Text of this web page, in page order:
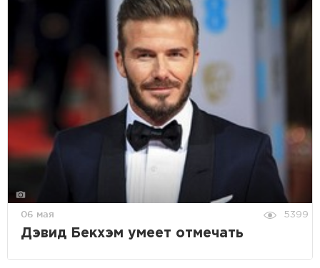
06 мая 5399
Дэвид Бекхэм умеет отмечать